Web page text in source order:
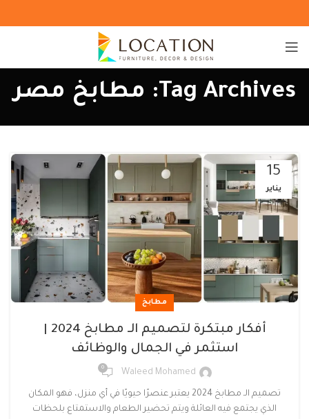
Tag Archives: مطابخ مصر
15
يناير
مطابخ
استثمر في الجمال والوظائف
Waleed Mohamed
0
تصميم الـ مطابخ 2024 يعتبر عنصرًا حيويًا في أي منزل، فهو المكان
الذي يجتمع فيه العائلة ويتم تحضير الطعام والاستمتاع بلحظات